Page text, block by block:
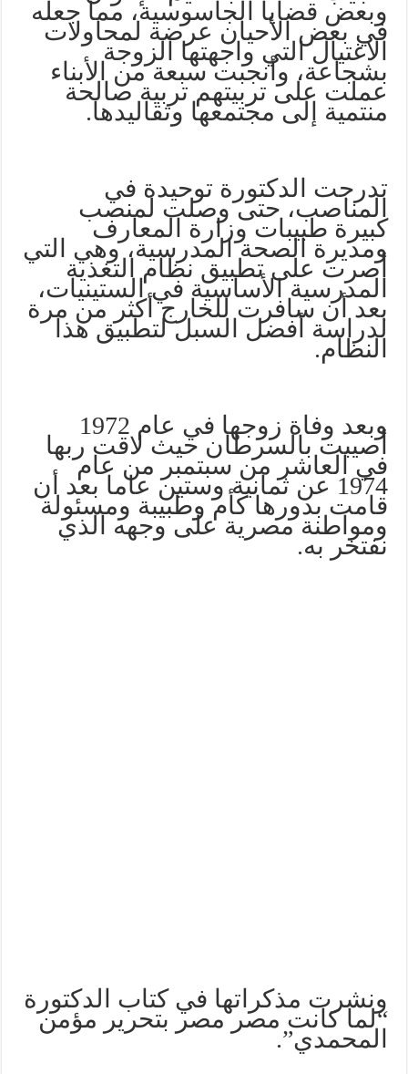
وبعض قضايا الجاسوسية، مما جعله
في بعض الأحيان عرضة لمحاولات
الاغتيال التي واجهتها الزوجة
بشجاعة، وأنجبت سبعة من الأبناء
عملت على تربيتهم تربية صالحة
منتمية إلى مجتمعها وتقاليدها.
تدرجت الدكتورة توحيدة في
المناصب، حتى وصلت لمنصب
كبيرة طبيبات وزارة المعارف
ومديرة الصحة المدرسية، وهي التي
أصرت على تطبيق نظام التغذية
المدرسية الأساسية في الستينيات،
بعد أن سافرت للخارج أكثر من مرة
لدراسة أفضل السبل لتطبيق هذا
النظام.
وبعد وفاة زوجها في عام 1972
أصيبت بالسرطان حيث لاقت ربها
في العاشر من سبتمبر من عام
1974 عن ثمانية وستين عاما بعد أن
قامت بدورها كأم وطبيبة ومسئولة
ومواطنة مصرية على وجهه الذي
نفتخر به.
ونشرت مذكراتها في كتاب الدكتورة
“لما كانت مصر مصر بتحرير مؤمن
المحمدي”.